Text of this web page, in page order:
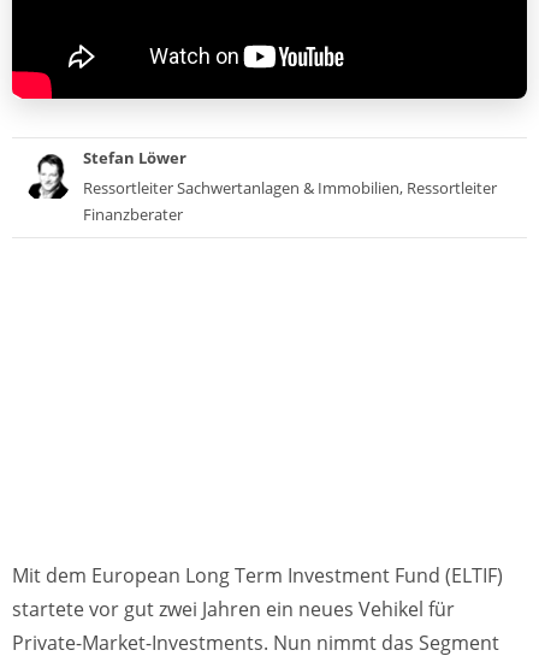
Stefan Löwer
Ressortleiter Sachwertanlagen & Immobilien, Ressortleiter
Finanzberater
Mit dem European Long Term Investment Fund (ELTIF)
startete vor gut zwei Jahren ein neues Vehikel für
Private-Market-Investments. Nun nimmt das Segment